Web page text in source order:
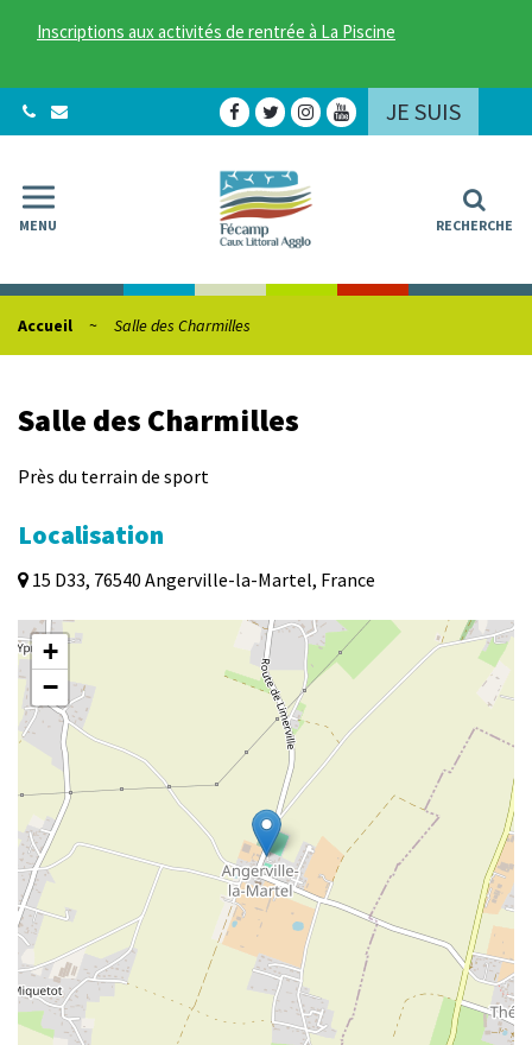
Inscriptions aux activités de rentrée à La Piscine
JE SUIS
Lien
le
compte
Facebook
Lien
le
compte
Twitter
Lien
compte
Lien
MENU RECHERCHE
Accueil Salle des Charmilles
Salle des Charmilles
Près du terrain de sport
Localisation
15 D33, 76540 Angerville-la-Martel, France
+
−